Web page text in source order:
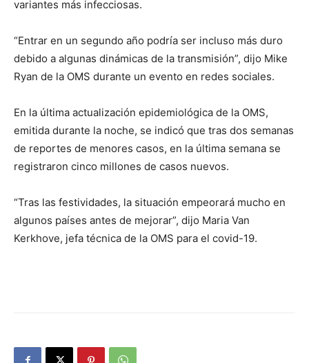
variantes más infecciosas.
“Entrar en un segundo año podría ser incluso más duro
debido a algunas dinámicas de la transmisión”, dijo Mike
Ryan de la OMS durante un evento en redes sociales.
En la última actualización epidemiológica de la OMS,
emitida durante la noche, se indicó que tras dos semanas
de reportes de menores casos, en la última semana se
registraron cinco millones de casos nuevos.
“Tras las festividades, la situación empeorará mucho en
algunos países antes de mejorar”, dijo Maria Van
Kerkhove, jefa técnica de la OMS para el covid-19.